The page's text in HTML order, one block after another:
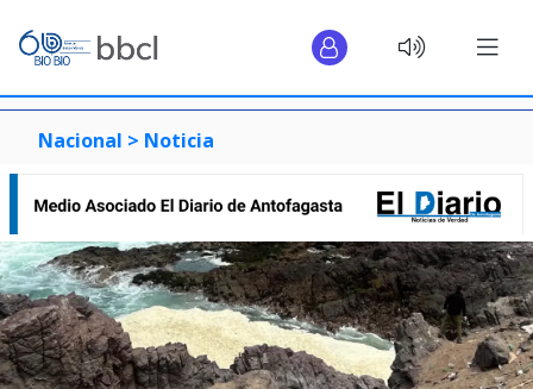
Nacional > Noticia